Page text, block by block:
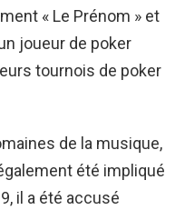
« Le Prénom » et
joueur de poker
tournois de poker
de la musique,
été impliqué
il a été accusé